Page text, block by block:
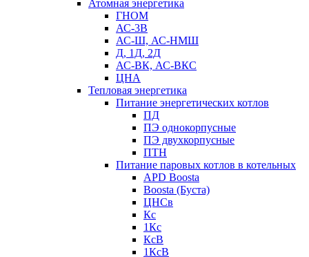
Атомная энергетика
ГНОМ
АС-3В
АС-Ш, АС-НМШ
Д, 1Д, 2Д
АС-ВК, АС-ВКС
ЦНА
Тепловая энергетика
Питание энергетических котлов
ПД
ПЭ однокорпусные
ПЭ двухкорпусные
ПТН
Питание паровых котлов в котельных
APD Boosta
Boosta (Буста)
ЦНСв
Кс
1Кс
КсВ
1КсВ